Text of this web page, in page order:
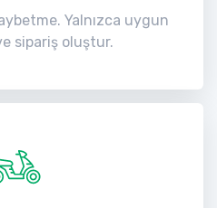
Yalnızca uygun
sipariş oluştur.